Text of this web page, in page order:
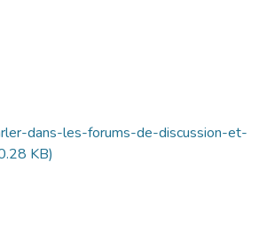
dans-les-forums-de-discussion-et-
KB)